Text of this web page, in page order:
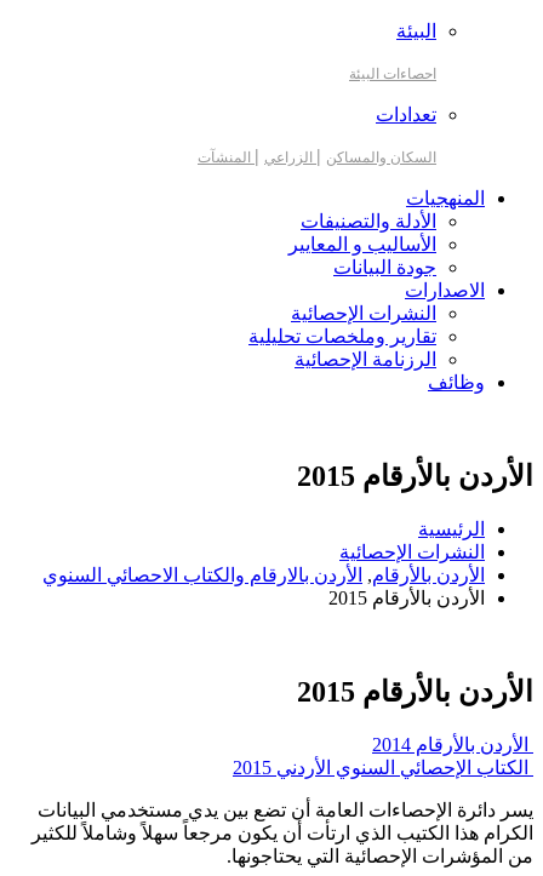
البيئة
احصاءات البيئة
تعدادات
السكان والمساكن | الزراعي | المنشآت
المنهجيات
الأدلة والتصنيفات
الأساليب و المعايير
جودة البيانات
الاصدارات
النشرات الإحصائية
تقارير وملخصات تحليلية
الرزنامة الإحصائية
وظائف
الأردن بالأرقام 2015
الرئيسية
النشرات الإحصائية
الأردن بالأرقام, الأردن بالارقام والكتاب الاحصائي السنوي
الأردن بالأرقام 2015
الأردن بالأرقام 2015
الأردن بالأرقام 2014
الكتاب الإحصائي السنوي الأردني 2015
يسر دائرة الإحصاءات العامة أن تضع بين يدي مستخدمي البيانات
الكرام هذا الكتيب الذي ارتأت أن يكون مرجعاً سهلاً وشاملاً للكثير
من المؤشرات الإحصائية التي يحتاجونها.